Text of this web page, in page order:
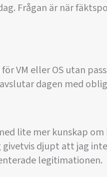
Frågan är när
VM eller OS utan
avslutar dagen med
lite mer kunskap
djupt att jag
legitimationen.